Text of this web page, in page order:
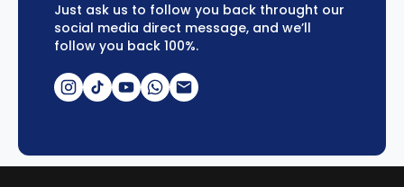
Just ask us to follow you back throught our
social media direct message, and we’ll
follow you back 100%.